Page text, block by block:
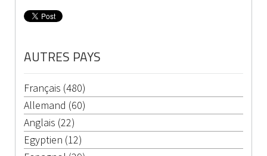
AUTRES PAYS
Français (480)
Allemand (60)
Anglais (22)
Egyptien (12)